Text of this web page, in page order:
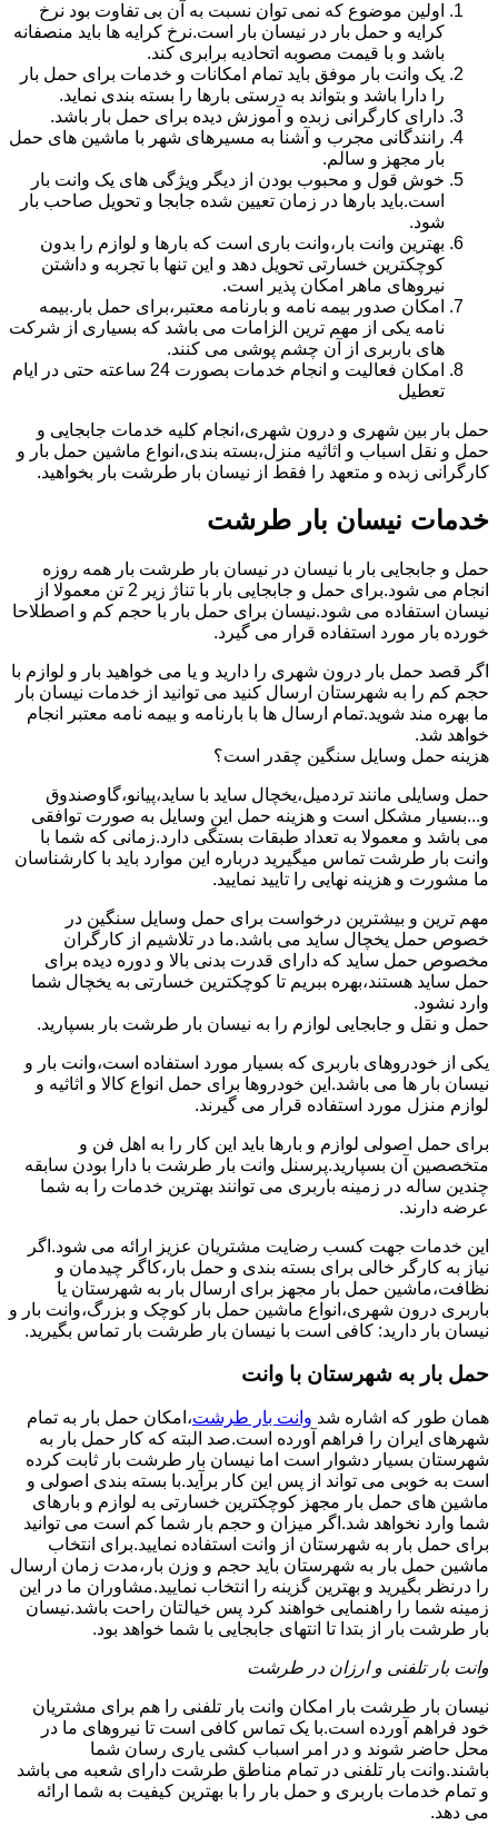
اولین موضوع که نمی توان نسبت به آن بی تفاوت بود نرخ
کرایه و حمل بار در نیسان بار است.نرخ کرایه ها باید منصفانه
باشد و با قیمت مصوبه اتحادیه برابری کند.
یک وانت بار موفق باید تمام امکانات و خدمات برای حمل بار
را دارا باشد و بتواند به درستی بارها را بسته بندی نماید.
دارای کارگرانی زبده و آموزش دیده برای حمل بار باشد.
رانندگانی مجرب و آشنا به مسیرهای شهر با ماشین های حمل
بار مجهز و سالم.
خوش قول و محبوب بودن از دیگر ویژگی های یک وانت بار
است.باید بارها در زمان تعیین شده جابجا و تحویل صاحب بار
شود.
بهترین وانت بار،وانت باری است که بارها و لوازم را بدون
کوچکترین خسارتی تحویل دهد و این تنها با تجربه و داشتن
نیروهای ماهر امکان پذیر است.
امکان صدور بیمه نامه و بارنامه معتبر،برای حمل بار.بیمه
نامه یکی از مهم ترین الزامات می باشد که بسیاری از شرکت
های باربری از آن چشم پوشی می کنند.
امکان فعالیت و انجام خدمات بصورت 24 ساعته حتی در ایام
تعطیل
حمل بار بین شهری و درون شهری،انجام کلیه خدمات جابجایی و
حمل و نقل اسباب و اثاثیه منزل،بسته بندی،انواع ماشین حمل بار و
کارگرانی زبده و متعهد را فقط از نیسان بار طرشت بار بخواهید.
خدمات نیسان بار طرشت
حمل و جابجایی بار با نیسان در نیسان بار طرشت بار همه روزه
انجام می شود.برای حمل و جابجایی بار با تناژ زیر 2 تن معمولا از
نیسان استفاده می شود.نیسان برای حمل بار با حجم کم و اصطلاحا
خورده بار مورد استفاده قرار می گیرد.
اگر قصد حمل بار درون شهری را دارید و یا می خواهید بار و لوازم با
حجم کم را به شهرستان ارسال کنید می توانید از خدمات نیسان بار
ما بهره مند شوید.تمام ارسال ها با بارنامه و بیمه نامه معتبر انجام
خواهد شد.
هزینه حمل وسایل سنگین چقدر است؟
حمل وسایلی مانند تردمیل،یخچال ساید با ساید،پیانو،گاوصندوق
و...بسیار مشکل است و هزینه حمل این وسایل به صورت توافقی
می باشد و معمولا به تعداد طبقات بستگی دارد.زمانی که شما با
وانت بار طرشت تماس میگیرید درباره این موارد باید با کارشناسان
ما مشورت و هزینه نهایی را تایید نمایید.
مهم ترین و بیشترین درخواست برای حمل وسایل سنگین در
خصوص حمل یخچال ساید می باشد.ما در تلاشیم از کارگران
مخصوص حمل ساید که دارای قدرت بدنی بالا و دوره دیده برای
حمل ساید هستند،بهره ببریم تا کوچکترین خسارتی به یخچال شما
وارد نشود.
حمل و نقل و جابجایی لوازم را به نیسان بار طرشت بار بسپارید.
یکی از خودروهای باربری که بسیار مورد استفاده است،وانت بار و
نیسان بار ها می باشد.این خودروها برای حمل انواع کالا و اثاثیه و
لوازم منزل مورد استفاده قرار می گیرند.
برای حمل اصولی لوازم و بارها باید این کار را به اهل فن و
متخصصین آن بسپارید.پرسنل وانت بار طرشت با دارا بودن سابقه
چندین ساله در زمینه باربری می توانند بهترین خدمات را به شما
عرضه دارند.
این خدمات جهت کسب رضایت مشتریان عزیز ارائه می شود.اگر
نیاز به کارگر خالی برای بسته بندی و حمل بار،کاگر چیدمان و
نظافت،ماشین حمل بار مجهز برای ارسال بار به شهرستان یا
باربری درون شهری،انواع ماشین حمل بار کوچک و بزرگ،وانت بار و
نیسان بار دارید: کافی است با نیسان بار طرشت بار تماس بگیرید.
حمل بار به شهرستان با وانت
همان طور که اشاره شد وانت بار طرشت،امکان حمل بار به تمام
شهرهای ایران را فراهم آورده است.صد البته که کار حمل بار به
شهرستان بسیار دشوار است اما نیسان بار طرشت بار ثابت کرده
است به خوبی می تواند از پس این کار برآید.با بسته بندی اصولی و
ماشین های حمل بار مجهز کوچکترین خسارتی به لوازم و بارهای
شما وارد نخواهد شد.اگر میزان و حجم بار شما کم است می توانید
برای حمل بار به شهرستان از وانت استفاده نمایید.برای انتخاب
ماشین حمل بار به شهرستان باید حجم و وزن بار،مدت زمان ارسال
را درنظر بگیرید و بهترین گزینه را انتخاب نمایید.مشاوران ما در این
زمینه شما را راهنمایی خواهند کرد پس خیالتان راحت باشد.نیسان
بار طرشت بار از بتدا تا انتهای جابجایی با شما خواهد بود.
وانت بار تلفنی و ارزان در طرشت
نیسان بار طرشت بار امکان وانت بار تلفنی را هم برای مشتریان
خود فراهم آورده است.با یک تماس کافی است تا نیروهای ما در
محل حاضر شوند و در امر اسباب کشی یاری رسان شما
باشند.وانت بار تلفنی در تمام مناطق طرشت دارای شعبه می باشد
و تمام خدمات باربری و حمل بار را با بهترین کیفیت به شما ارائه
می دهد.